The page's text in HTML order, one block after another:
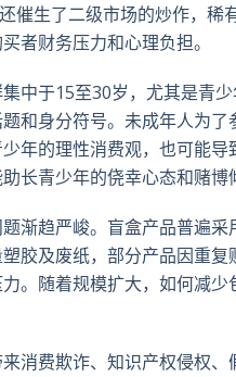
催生了二级市场的炒作，
者财务压力和心理负担。
中于15至30岁，尤其是青
和身分符号。未成年人为
年的理性消费观，也可能
长青少年的侥幸心态和赌博
渐趋严峻。盲盒产品普遍
胶及废纸，部分产品因重
。随着规模扩大，如何减
消费欺诈、知识产权侵权